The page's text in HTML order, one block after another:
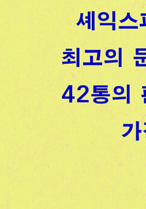
드 파크』를 읽고 있어
언
가 더 잘 전달되기도 하지
할 것과 궁금해하지 않을 것
는 기쁨
따라 결정해야 해
받아 마땅해